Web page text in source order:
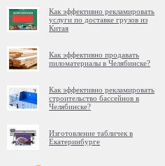
Как эффективно рекламировать
услуги по доставке грузов из
Китая
Как эффективно продавать
пиломатериалы в Челябинске?
Как эффективно рекламировать
строительство бассейнов в
Челябинске?
Изготовление табличек в
Екатеринбурге